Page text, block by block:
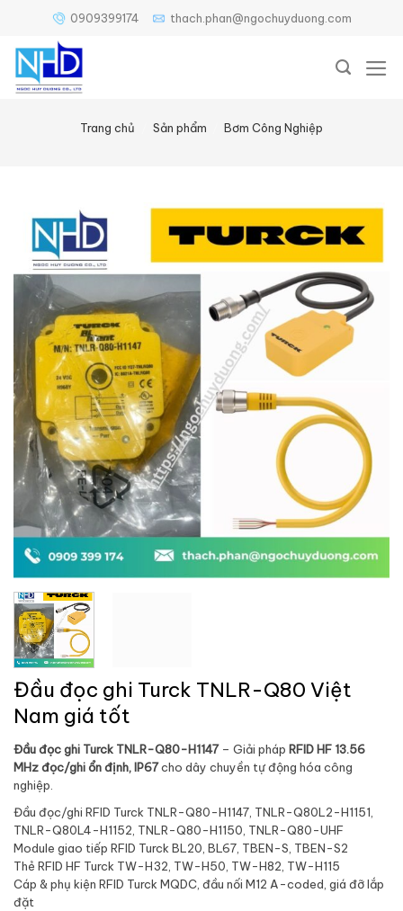
nội
dung
0909399174 thach.phan@ngochuyduong.com
Trang chủ Sản phẩm Bơm Công Nghiệp
Đầu đọc ghi Turck TNLR-Q80 Việt
Nam giá tốt
Đầu đọc ghi Turck TNLR-Q80-H1147– Giải pháp RFID HF 13.56
MHz đọc/ghi ổn định, IP67cho dây chuyền tự động hóa công
nghiệp.
Đầu đọc/ghi RFID Turck TNLR-Q80-H1147, TNLR-Q80L2-H1151,
TNLR-Q80L4-H1152, TNLR-Q80-H1150, TNLR-Q80-UHF
Module giao tiếp RFID Turck BL20, BL67, TBEN-S, TBEN-S2
Thẻ RFID HF Turck TW-H32, TW-H50, TW-H82, TW-H115
Cáp & phụ kiện RFID Turck MQDC, đầu nối M12 A-coded, giá đỡ lắp
đặt